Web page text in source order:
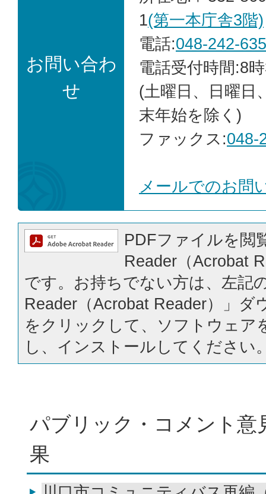
お問い合わ
せ
1(第一本庁舎3階)
電話:048-242-
電話受付時間:8
(土曜日、日曜日
末年始を除く)
ファックス:048-
メールでのお問
PDFファイルを閲
Reader（Acrobat
です。お持ちでない方は、左記
Reader（Acrobat Reader）」ダ
をクリックして、ソフトウェア
し、インストールしてください
パブリック・コメント意
果